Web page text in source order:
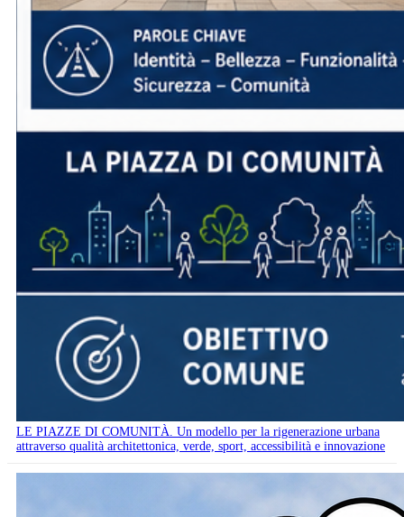
LE PIAZZE DI COMUNITÀ. Un modello per la rigenerazione urbana
attraverso qualità architettonica, verde, sport, accessibilità e innovazione